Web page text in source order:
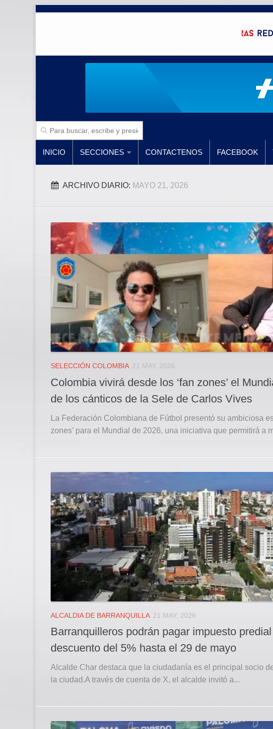
INICIO SECCIONES CONTACTENOS FACEBOOK
ARCHIVO DIARIO: MAYO 21, 2026
SELECCIÓN COLOMBIA 21 MAY, 2026
Colombia vivirá desde los ‘fan zones’ el
de los cánticos de la Sele de Carlos Vives
La Federación Colombiana de Fútbol presentó su ambiciosa
zones’ para el Mundial de 2026, una iniciativa que permitirá a
ALCALDIA DE BARRANQUILLA 21 MAY, 2026
Barranquilleros podrán pagar impuesto
descuento del 5% hasta el 29 de mayo
Alcalde Char destaca que la ciudadanía es el principal socio
la ciudad.A través de cuenta de X, el alcalde invitó a...